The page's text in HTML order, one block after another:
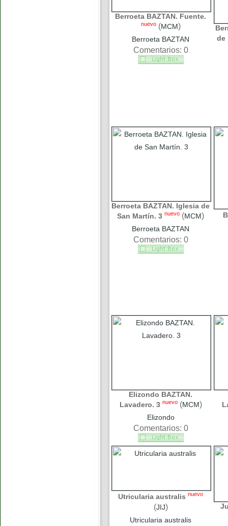
Berroeta BAZTAN. Fuente.
nuevo (MCM)
Berroeta BAZTAN
Comentarios: 0
de
Berroeta BAZTAN. Iglesia de
San Martín. 3 nuevo (MCM)
Berroeta BAZTAN
Comentarios: 0
Elizondo BAZTAN.
Lavadero. 3 nuevo (MCM)
Elizondo
Comentarios: 0
Utricularia australis nuevo
(JIJ)
Utricularia australis